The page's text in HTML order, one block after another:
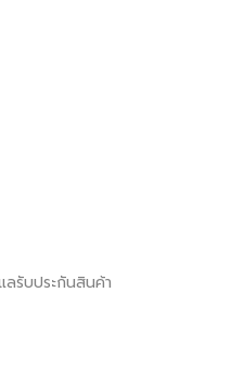
ลรับประกันสินค้า